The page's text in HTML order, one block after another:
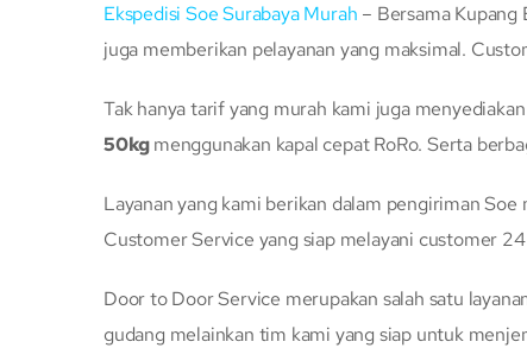
Ekspedisi Soe Surabaya Murah – Bersama Kupang
juga memberikan pelayanan yang maksimal.
Tak hanya tarif yang murah kami juga
50kgmenggunakan kapal cepat RoRo. Serta
Layanan yang kami berikan dalam pengiriman
Customer Service yang siap melayani customer
Door to Door Service merupakan salah satu
gudang melainkan tim kami yang siap untuk